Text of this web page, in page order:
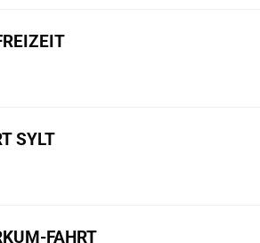
SYLT
FAHRT